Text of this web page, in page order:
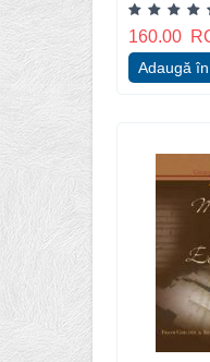
160.00
Adaugă